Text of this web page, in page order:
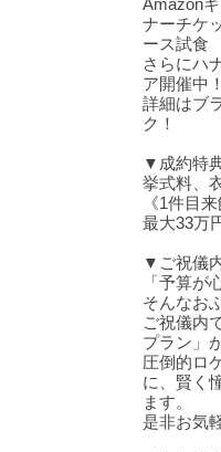
Amazon
ナーチケ
ース試食
さらにハ
ア開催中！
詳細はブ
ク！
▼成約特
挙式料、
《1件目
最大33万
▼ご祝儀
「予算が
そんなお
ご祝儀内
プラン」
圧倒的ロ
に、賢く
ます。
是非お気